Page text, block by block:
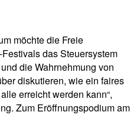
möchte die Freie
das Steuersystem
die Wahrnehmung von
diskutieren, wie ein faires
erreicht werden kann“,
Zum Eröffnungspodium am